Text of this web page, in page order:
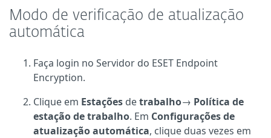
Modo de verificação de atualização
automática
Faça login no Servidor do ESET Endpoint
Encryption.
Clique em Estações detrabalho→ Política de
estação de trabalho. Em Configurações de
atualização automática, clique duas vezes em